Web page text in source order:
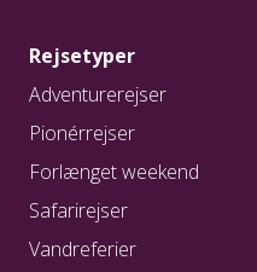
Rejsetyper
Adventurerejser
Pionérrejser
Forlænget weekend
Safarirejser
Vandreferier